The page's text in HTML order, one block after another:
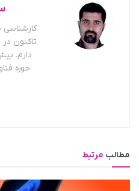
تاکنون
دارم.
حوزه
مطالب مرتبط